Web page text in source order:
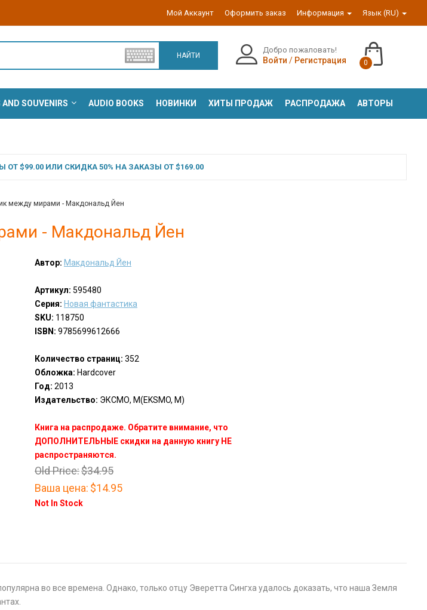
Мой Аккаунт Оформить заказ Информация Язык (RU)
НАЙТИ
Добро пожаловать!
Войти / Регистрация 0
AND SOUVENIRS AUDIO BOOKS НОВИНКИ ХИТЫ ПРОДАЖ РАСПРОДАЖА АВТОРЫ
$99.00 ИЛИ СКИДКА 50% НА ЗАКАЗЫ ОТ $169.00
между мирами - Макдональд Йен
- Макдональд Йен
Автор: Макдональд Йен
Артикул: 595480
Серия: Новая фантастика
SKU: 118750
ISBN: 9785699612666
Количество страниц: 352
Обложка: Hardcover
Год: 2013
Издательство: ЭКСМО, М(EKSMO, M)
Книга на распродаже. Обратите внимание, что
ДОПОЛНИТЕЛЬНЫЕ скидки на данную книгу НЕ
распространяются.
Old Price:$34.95
Ваша цена: $14.95
Not In Stock
во все времена. Однако, только отцу Эверетта Сингха удалось доказать, что наша Земля